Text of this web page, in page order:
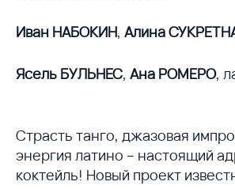
Иван НАБОКИН, Алина
Ясель БУЛЬНЕС, Ана РОМЕРО,
Страсть танго, джазовая
энергия латино – настоящий
коктейль! Новый проект